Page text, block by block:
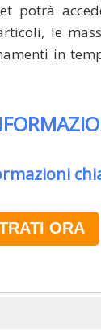
potrà
le
in
ORA